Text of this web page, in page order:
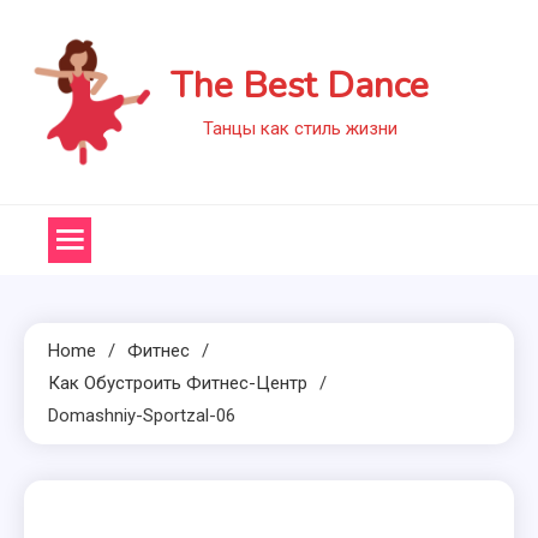
content
The Best Dance
Танцы как стиль жизни
Home
Фитнес
Как Обустроить Фитнес-Центр
Domashniy-Sportzal-06